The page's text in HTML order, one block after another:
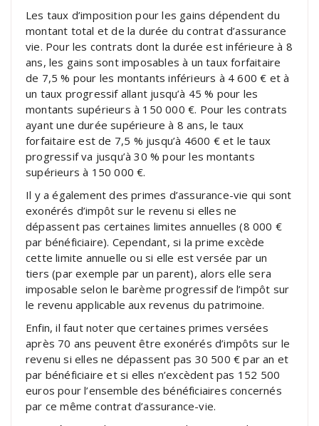
Les taux d’imposition pour les gains dépendent du
montant total et de la durée du contrat d’assurance
vie. Pour les contrats dont la durée est inférieure à 8
ans, les gains sont imposables à un taux forfaitaire
de 7,5 % pour les montants inférieurs à 4 600 € et à
un taux progressif allant jusqu’à 45 % pour les
montants supérieurs à 150 000 €. Pour les contrats
ayant une durée supérieure à 8 ans, le taux
forfaitaire est de 7,5 % jusqu’à 4600 € et le taux
progressif va jusqu’à 30 % pour les montants
supérieurs à 150 000 €.
Il y a également des primes d’assurance-vie qui sont
exonérés d’impôt sur le revenu si elles ne
dépassent pas certaines limites annuelles (8 000 €
par bénéficiaire). Cependant, si la prime excède
cette limite annuelle ou si elle est versée par un
tiers (par exemple par un parent), alors elle sera
imposable selon le barème progressif de l’impôt sur
le revenu applicable aux revenus du patrimoine.
Enfin, il faut noter que certaines primes versées
après 70 ans peuvent être exonérés d’impôts sur le
revenu si elles ne dépassent pas 30 500 € par an et
par bénéficiaire et si elles n’excèdent pas 152 500
euros pour l’ensemble des bénéficiaires concernés
par ce même contrat d’assurance-vie.